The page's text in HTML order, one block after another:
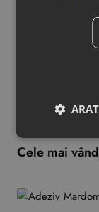
Cele mai